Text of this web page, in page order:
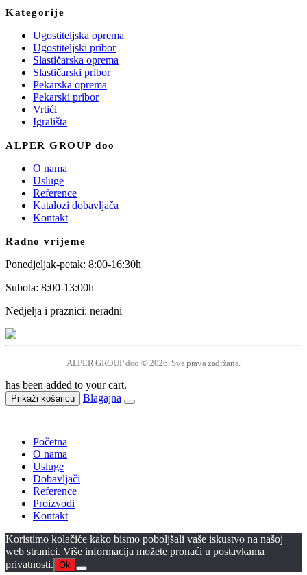
Kategorije
Ugostiteljska oprema
Ugostiteljski pribor
Slastičarska oprema
Slastičarski pribor
Pekarska oprema
Pekarski pribor
Vrtići
Igrališta
ALPER GROUP doo
O nama
Usluge
Reference
Katalozi dobavljača
Kontakt
Radno vrijeme
Ponedjeljak-petak: 8:00-16:30h
Subota: 8:00-13:00h
Nedjelja i praznici: neradni
ALPER GROUP doo © 2026. Sva prava zadržana.
has been added to your cart.
Prikaži košaricu Blagajna
Početna
O nama
Usluge
Dobavljači
Reference
Proizvodi
Kontakt
Koristimo kolačiće kako bismo poboljšali vaše iskustvo na našoj
web stranici. Više informacija možete pronaći u postavkama
privatnosti. Ok